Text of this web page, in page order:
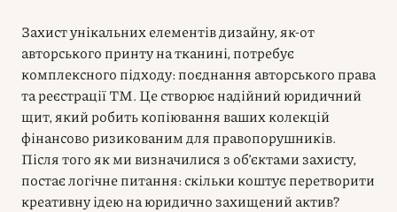
Захист унікальних елементів дизайну, як-от
авторського принту на тканині, потребує
комплексного підходу: поєднання авторського права
та реєстрації ТМ. Це створює надійний юридичний
щит, який робить копіювання ваших колекцій
фінансово ризикованим для правопорушників.
Після того як ми визначилися з об’єктами захисту,
постає логічне питання: скільки коштує перетворити
креативну ідею на юридично захищений актив?